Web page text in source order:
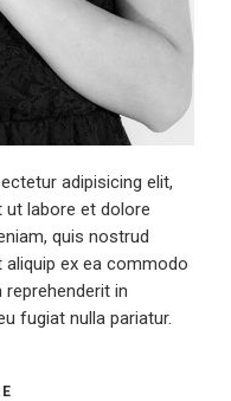
adipisicing elit,
ut labore et dolore
quis nostrud
ex ea commodo
in
fugiat nulla pariatur.